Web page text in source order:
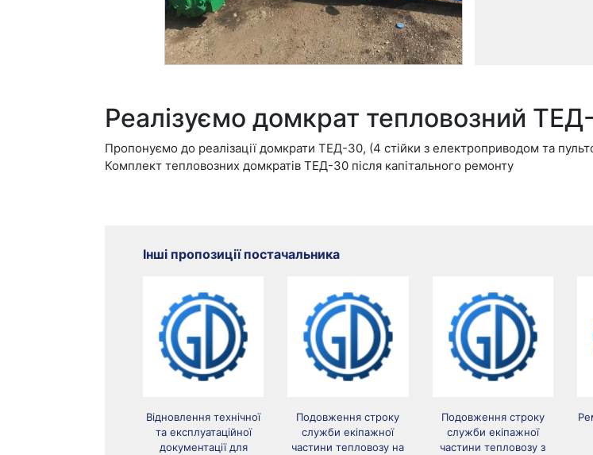
Реалізуємо домкрат тепловозний
Пропонуємо до реалізації домкрати ТЕД-30, (4 стійки з електроприводом та
Комплект тепловозних домкратів ТЕД-30 після капітального ремонту
Інші пропозиції постачальника
Відновлення технічної
та експлуатаційної
документації для
Подовження строку
служби екіпажної
частини тепловозу на
Подовження строку
служби екіпажної
частини тепловозу з